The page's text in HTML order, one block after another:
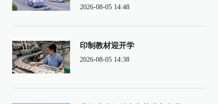
2026-08-05 14:48
印制教材迎开学
2026-08-05 14:38